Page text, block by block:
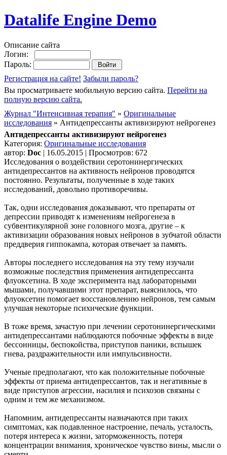
Datalife Engine Demo
Описание сайта
Логин:
Пароль:
Регистрация на сайте! Забыли пароль?
Вы просматриваете мобильную версию сайта. Перейти на
полную версию сайта.
Журнал "Интенсивная терапия" » Оригинальные
исследования » Антидепрессанты активизируют нейрогенез
Антидепрессанты активизируют нейрогенез
Категория: Оригинальные исследования
автор: Doc | 16.05.2015 | Просмотров: 672
Исследования о воздействии серотонинергических
антидепрессантов на активность нейронов проводятся
постоянно. Результаты, полученные в ходе таких
исследований, довольно противоречивы.
Так, одни исследования доказывают, что препараты от
депрессии приводят к изменениям нейрогенеза в
субвентикулярной зоне головного мозга, другие – к
активизации образования новых нейронов в зубчатой области
преддверия гиппокампа, которая отвечает за память.
Авторы последнего исследования на эту тему изучали
возможные последствия применения антидепрессанта
флуоксетина. В ходе эксперимента над лабораторными
мышами, получавшими этот препарат, выяснилось, что
флуоксетин помогает восстановлению нейронов, тем самым
улучшая некоторые психические функции.
В тоже время, зачастую при лечении серотонинергическими
антидепрессантами наблюдаются побочные эффекты в виде
бессонницы, беспокойства, приступов паники, вспышек
гнева, раздражительности или импульсивности.
Ученые предполагают, что как положительные побочные
эффекты от приема антидепрессантов, так и негативные в
виде приступов агрессии, насилия и психозов связаны с
одним и тем же механизмом.
Напомним, антидепрессанты назначаются при таких
симптомах, как подавленное настроение, печаль, усталость,
потеря интереса к жизни, заторможенность, потеря
концентрации внимания, хроническое чувство вины, мысли о